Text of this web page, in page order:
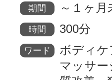
期間 ～１ヶ月
時間 300分
ワード
ボディ
マッサ